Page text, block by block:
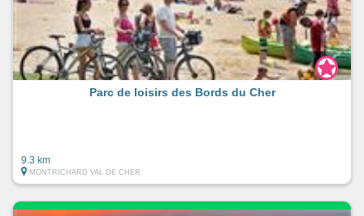
Parc de loisirs des Bords du Cher
9.3 km
MONTRICHARD VAL DE CHER